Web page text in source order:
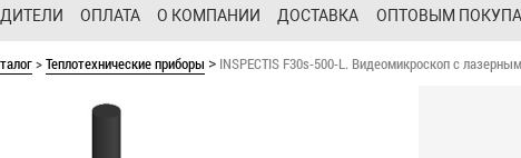
ОПЛАТА О КОМПАНИИ ДОСТАВКА ОПТОВЫМ
>Теплотехнические приборы > INSPECTIS F30s-500-L. Видеомикроскоп с